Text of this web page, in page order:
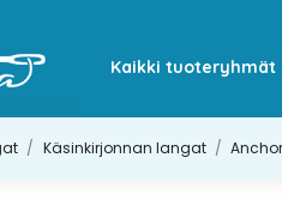
Kaikki tuoteryhmät
Käsinkirjonnan langat